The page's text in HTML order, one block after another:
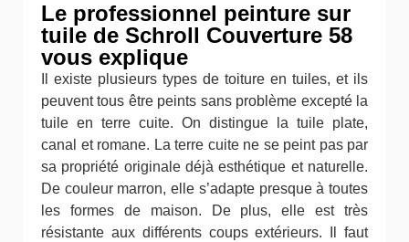
Le professionnel peinture sur
tuile de Schroll Couverture 58
vous explique
Il existe plusieurs types de toiture en tuiles, et ils
peuvent tous être peints sans problème excepté la
tuile en terre cuite. On distingue la tuile plate,
canal et romane. La terre cuite ne se peint pas par
sa propriété originale déjà esthétique et naturelle.
De couleur marron, elle s’adapte presque à toutes
les formes de maison. De plus, elle est très
résistante aux différents coups extérieurs. Il faut